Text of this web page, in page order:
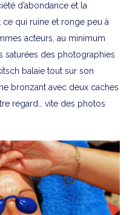
d’abondance et la
qui ruine et ronge peu à
acteurs, au minimum
saturées des photographies
balaie tout sur son
bronzant avec deux caches
regard… vite des photos